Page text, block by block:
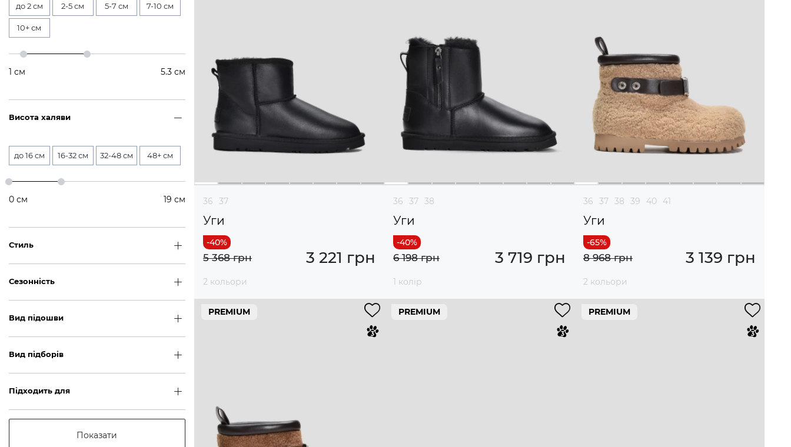
до 2 см 2-5 см 5-7 см 7-10 см
10+ см
1 см 5.3 см
Висота халяви
до 16 см 16-32 см 32-48 см 48+ см
0 см 19 см
Стиль
Сезонність
Вид підошви
Вид підборів
Підходить для
Показати
36 37
Уги
3 221 грн
5 368 грн
2 кольори
36 37 38
Уги
3 719 грн
6 198 грн
1 колір
36 37 38 39 40 41
Уги
3 139 грн
8 968 грн
2 кольори
PREMIUM PREMIUM PREMIUM